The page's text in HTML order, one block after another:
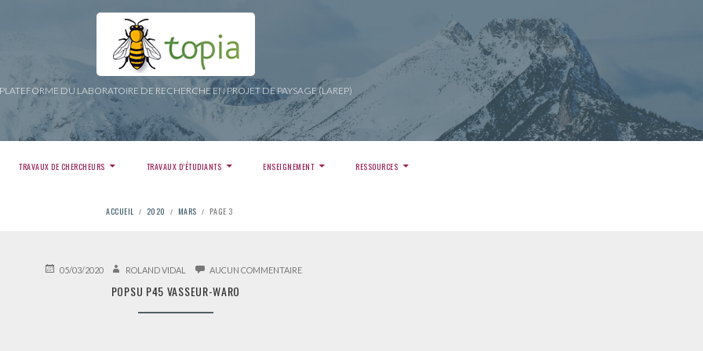
PLATEFORME DU LABORATOIRE DE RECHERCHE EN PROJET DE PAYSAGE (LAREP)
TRAVAUX DE CHERCHEURS TRAVAUX D’ÉTUDIANTS ENSEIGNEMENT RESSOURCES
ACCUEIL 2020 MARS PAGE 3
PUBLIÉ05/03/2020 AUTEURROLAND VIDAL AUCUN COMMENTAIRESUR
POPSU P45 VASSEUR-WARO